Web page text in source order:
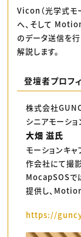
Vicon（光学式
へ、そして
のデータ送信を
解説します。
登壇者プロフ
株式会社
シニアモーショ
大畑 滋氏
モーションキ
作会社にて撮
MocapSOSで
提供し、
https://